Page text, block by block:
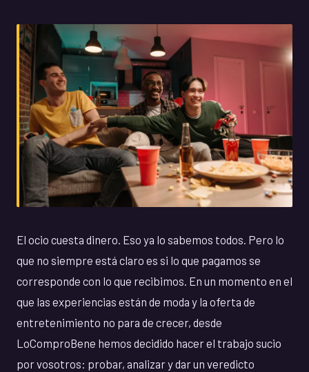
El ocio cuesta dinero. Eso ya lo sabemos todos. Pero lo
que no siempre está claro es si lo que pagamos se
corresponde con lo que recibimos. En un momento en el
que las experiencias están de moda y la oferta de
entretenimiento no para de crecer, desde
LoComproBene hemos decidido hacer el trabajo sucio
por vosotros: probar, analizar y dar un veredicto